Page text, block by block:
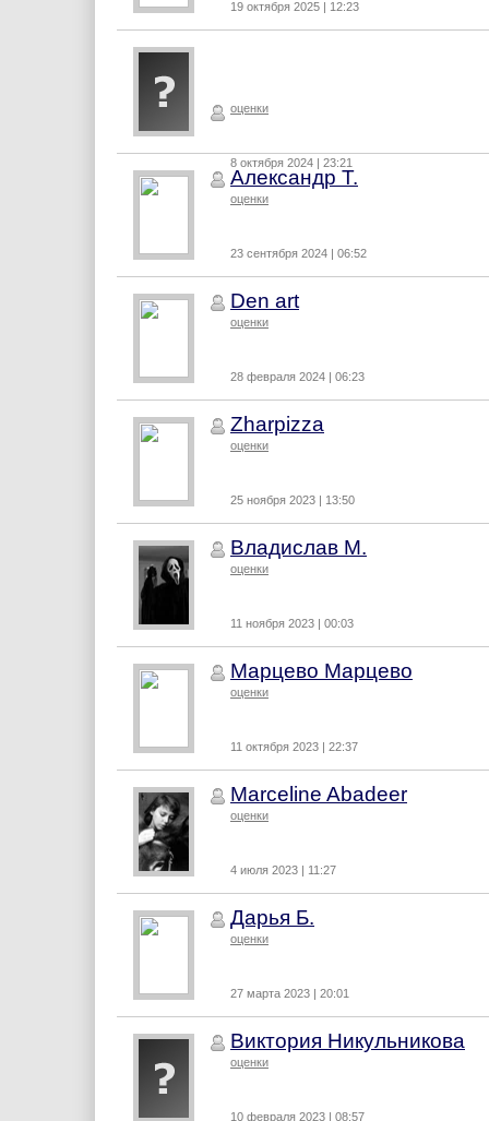
19 октября 2025 | 12:23
оценки
8 октября 2024 | 23:21
Александр Т.
оценки
23 сентября 2024 | 06:52
Den art
оценки
28 февраля 2024 | 06:23
Zharpizza
оценки
25 ноября 2023 | 13:50
Владислав М.
оценки
11 ноября 2023 | 00:03
Марцево Марцево
оценки
11 октября 2023 | 22:37
Marceline Abadeer
оценки
4 июля 2023 | 11:27
Дарья Б.
оценки
27 марта 2023 | 20:01
Виктория Никульникова
оценки
10 февраля 2023 | 08:57